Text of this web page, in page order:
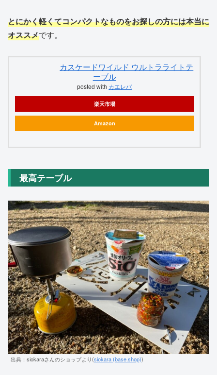
とにかく軽くてコンパクトなものをお探しの方には本当に
オススメです。
カスケードワイルド ウルトラライトテ
ーブル
posted with カエレバ
楽天市場
Amazon
最高テーブル
出典：siokaraさんのショップより(siokara (base.shop))